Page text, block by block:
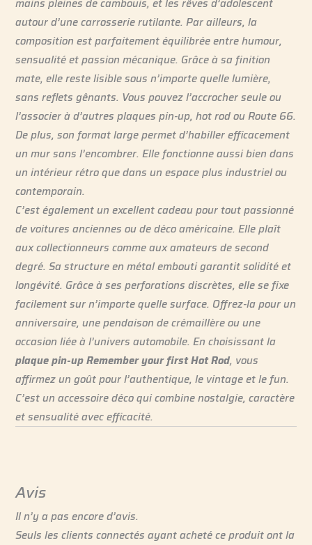
autour d’une carrosserie rutilante. Par ailleurs, la
composition est parfaitement équilibrée entre humour,
sensualité et passion mécanique. Grâce à sa finition
mate, elle reste lisible sous n’importe quelle lumière,
sans reflets gênants. Vous pouvez l’accrocher seule ou
l’associer à d’autres plaques pin-up, hot rod ou Route 66.
De plus, son format large permet d’habiller efficacement
un mur sans l’encombrer. Elle fonctionne aussi bien dans
un intérieur rétro que dans un espace plus industriel ou
contemporain.
C’est également un excellent cadeau pour tout passionné
de voitures anciennes ou de déco américaine. Elle plaît
aux collectionneurs comme aux amateurs de second
degré. Sa structure en métal embouti garantit solidité et
longévité. Grâce à ses perforations discrètes, elle se fixe
facilement sur n’importe quelle surface. Offrez-la pour un
anniversaire, une pendaison de crémaillère ou une
occasion liée à l’univers automobile. En choisissant la
plaque pin-up Remember your first Hot Rod, vous
affirmez un goût pour l’authentique, le vintage et le fun.
C’est un accessoire déco qui combine nostalgie, caractère
et sensualité avec efficacité.
Avis
Il n’y a pas encore d’avis.
Seuls les clients connectés ayant acheté ce produit ont la